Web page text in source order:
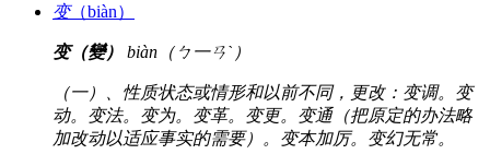
变（biàn）
变（變） biàn（ㄅ一ㄢˋ）
（一）、性质状态或情形和以前不同，更改：变调。变
动。变法。变为。变革。变更。变通（把原定的办法略
加改动以适应事实的需要）。变本加厉。变幻无常。